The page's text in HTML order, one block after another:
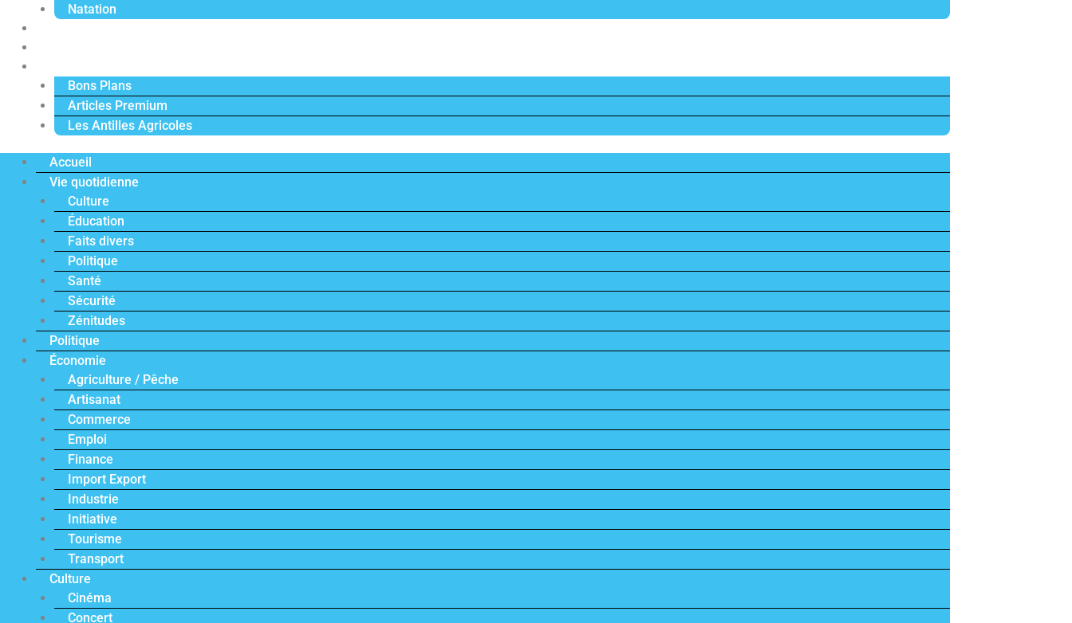
Natation
Bons Plans
Articles Premium
Les Antilles Agricoles
Accueil
Vie quotidienne
Culture
Éducation
Faits divers
Politique
Santé
Sécurité
Zénitudes
Politique
Économie
Agriculture / Pêche
Artisanat
Commerce
Emploi
Finance
Import Export
Industrie
Initiative
Tourisme
Transport
Culture
Cinéma
Concert